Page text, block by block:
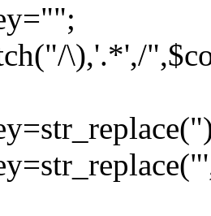
\),'.*',/